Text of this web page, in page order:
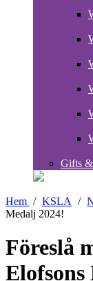
Gifts
Hem / KSLA /
Medalj 2024!
Föreslå
Elofsons